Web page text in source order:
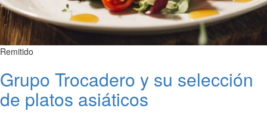
Remitido
Grupo Trocadero y su selección
de platos asiáticos